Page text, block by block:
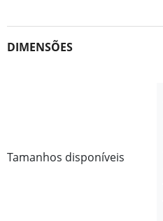
DIMENSÕES
Tamanhos disponíveis